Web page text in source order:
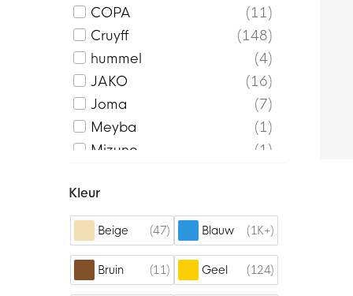
COPA
11
Cruyff
148
hummel
4
JAKO
16
Joma
7
Meyba
1
Mizuno
1
PUMA
Robey
69
Stanno
38
Touzani
4
Uhlsport
35
Kleur
Beige 47 Blauw 1K+
Bruin 11 Geel 124